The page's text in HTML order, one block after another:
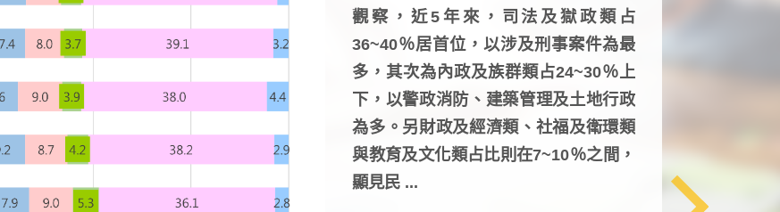
觀察，近5年來，司法及獄政類占
36~40％居首位，以涉及刑事案件為最
多，其次為內政及族群類占24~30％上
下，以警政消防、建築管理及土地行政
為多。另財政及經濟類、社福及衛環類
與教育及文化類占比則在7~10％之間，
顯見民 ...